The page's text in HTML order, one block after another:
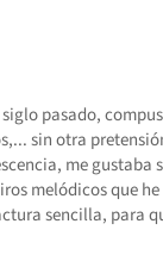
pasado,
sin otra
me gustaba
melódicos que
sencilla, para